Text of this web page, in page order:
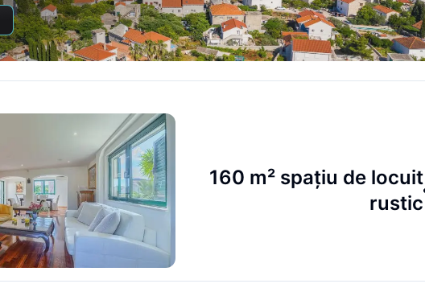
160 m² spațiu de locuit
rustic